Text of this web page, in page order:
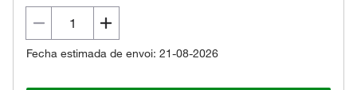
Fecha estimada de envoi: 21-08-2026